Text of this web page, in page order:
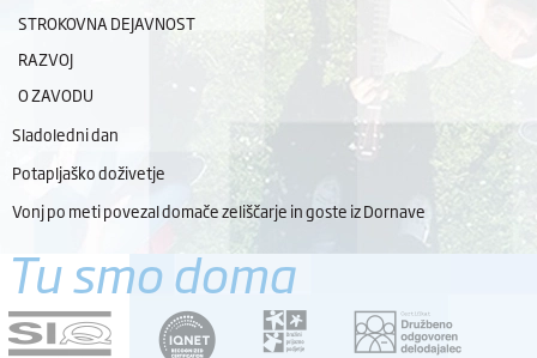
STROKOVNA DEJAVNOST
RAZVOJ
O ZAVODU
Sladoledni dan
Potapljaško doživetje
Vonj po meti povezal domače zeliščarje in goste iz Dornave
Tu smo doma